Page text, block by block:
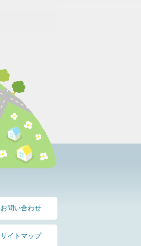
お問い合わせ
サイトマップ